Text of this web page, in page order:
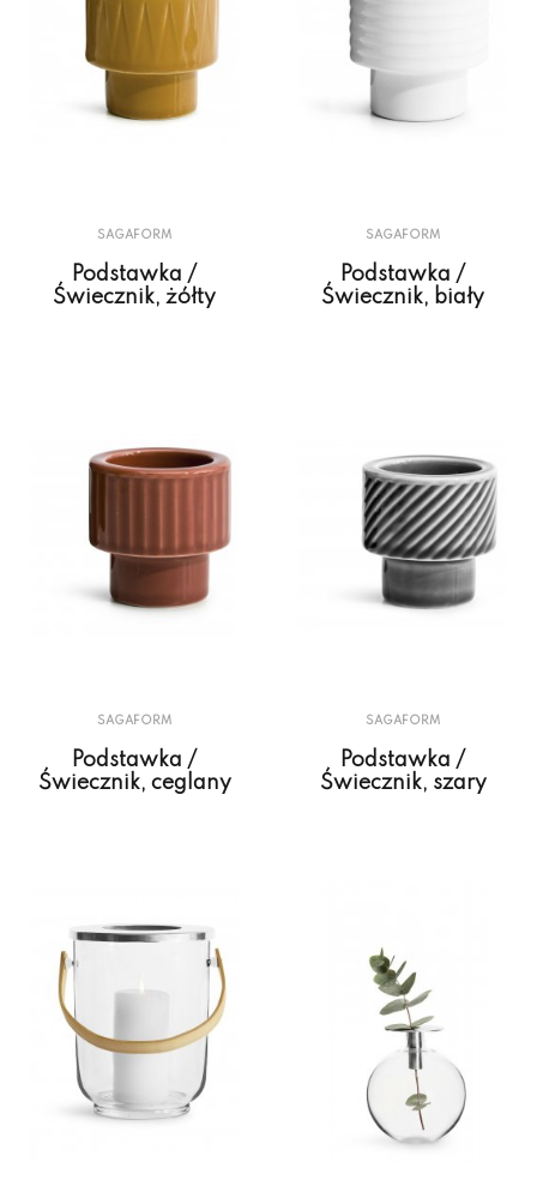
SAGAFORM
Podstawka /
Świecznik, żółty
SAGAFORM
Podstawka /
Świecznik, biały
SAGAFORM
Podstawka /
Świecznik, ceglany
SAGAFORM
Podstawka /
Świecznik, szary